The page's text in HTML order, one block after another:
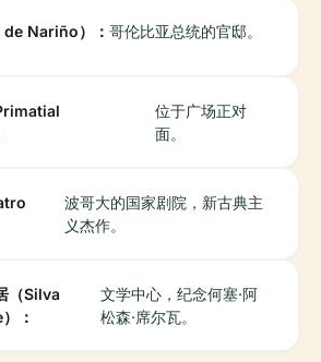
Nariño）： 哥伦比亚总统的官邸。
位于广场正对
面。
波哥大的国家剧院，新古典主
义杰作。
（Silva
：
文学中心，纪念何塞·阿
松森·席尔瓦。